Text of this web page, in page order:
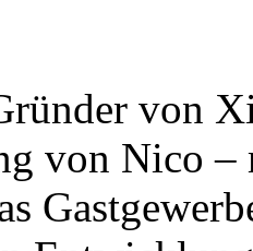
von
von Nico –